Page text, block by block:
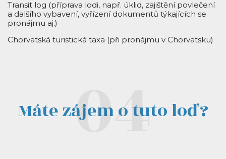
Transit log (příprava lodi, např. úklid, zajištění povlečení
a dalšího vybavení, vyřízení dokumentů týkajících se
pronájmu aj.)
Chorvatská turistická taxa (při pronájmu v Chorvatsku)
Máte zájem o tuto loď?